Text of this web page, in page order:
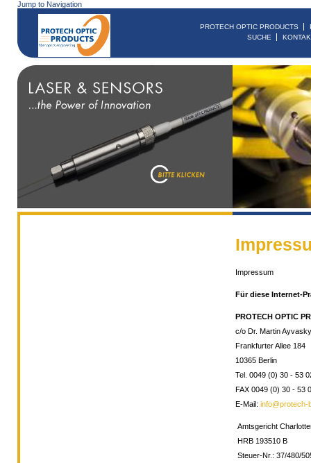
Jump to Navigation
PROTECH OPTIC PRODUCTS
SUCHE
Impressum
Für diese Internet-
PROTECH OPTIC
c/o Dr. Martin Ayvasky
Frankfurter Allee 184
10365 Berlin
Tel. 0049 (0) 30 - 53
FAX 0049 (0) 30 - 53
E-Mail: info@protech-
Amtsgericht
HRB 193510 B
Steuer-Nr.: 37/480/